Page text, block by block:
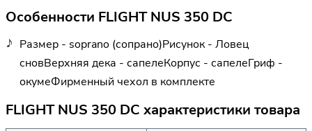
Особенности FLIGHT NUS 350 DC
Размер - soprano (сопрано)Рисунок - Ловец
сновВерхняя дека - сапелеКорпус - сапелеГриф -
окумеФирменный чехол в комплекте
FLIGHT NUS 350 DC характеристики товара